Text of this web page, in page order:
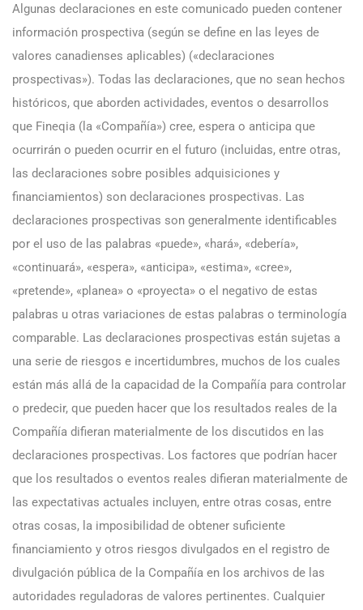
Algunas declaraciones en este comunicado pueden contener
información prospectiva (según se define en las leyes de
valores canadienses aplicables) («declaraciones
prospectivas»). Todas las declaraciones, que no sean hechos
históricos, que aborden actividades, eventos o desarrollos
que Fineqia (la «Compañía») cree, espera o anticipa que
ocurrirán o pueden ocurrir en el futuro (incluidas, entre otras,
las declaraciones sobre posibles adquisiciones y
financiamientos) son declaraciones prospectivas. Las
declaraciones prospectivas son generalmente identificables
por el uso de las palabras «puede», «hará», «debería»,
«continuará», «espera», «anticipa», «estima», «cree»,
«pretende», «planea» o «proyecta» o el negativo de estas
palabras u otras variaciones de estas palabras o terminología
comparable. Las declaraciones prospectivas están sujetas a
una serie de riesgos e incertidumbres, muchos de los cuales
están más allá de la capacidad de la Compañía para controlar
o predecir, que pueden hacer que los resultados reales de la
Compañía difieran materialmente de los discutidos en las
declaraciones prospectivas. Los factores que podrían hacer
que los resultados o eventos reales difieran materialmente de
las expectativas actuales incluyen, entre otras cosas, entre
otras cosas, la imposibilidad de obtener suficiente
financiamiento y otros riesgos divulgados en el registro de
divulgación pública de la Compañía en los archivos de las
autoridades reguladoras de valores pertinentes. Cualquier